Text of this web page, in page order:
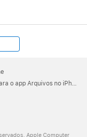
o app Arquivos no iPhone
Apple Computer